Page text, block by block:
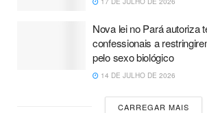
Nova lei no Pará autoriza
confessionais a
pelo sexo biológico
14 DE JULHO DE 2026
CARREGAR MAIS